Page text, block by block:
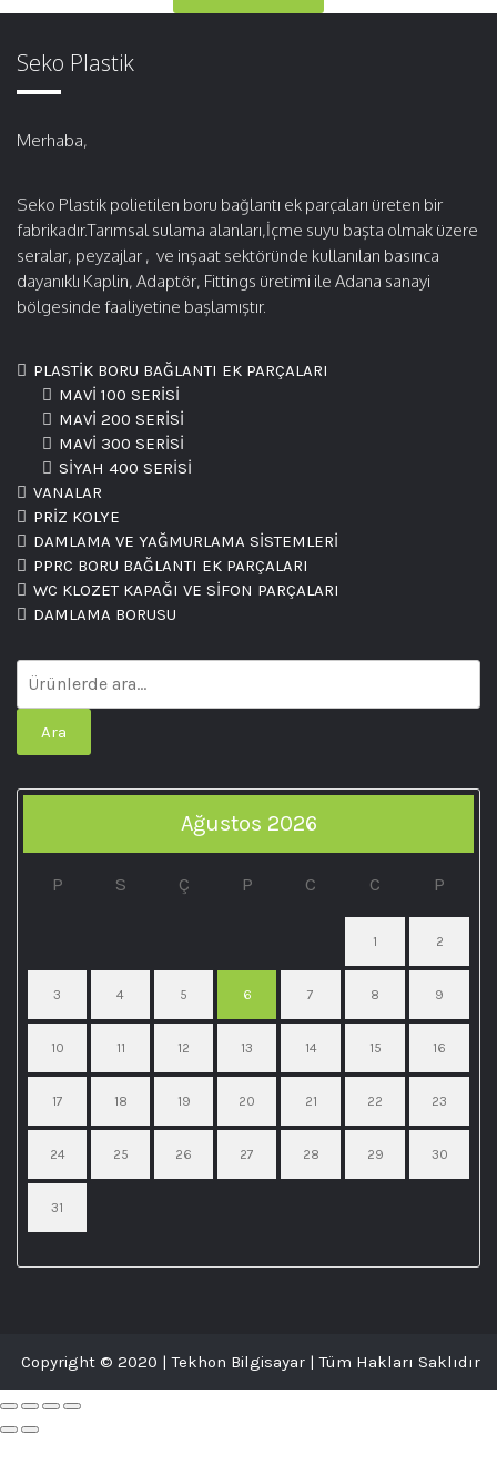
Seko Plastik
Merhaba,
Seko Plastik polietilen boru bağlantı ek parçaları üreten bir
fabrikadır.Tarımsal sulama alanları,İçme suyu başta olmak üzere
seralar, peyzajlar , ve inşaat sektöründe kullanılan basınca
dayanıklı Kaplin, Adaptör, Fittings üretimi ile Adana sanayi
bölgesinde faaliyetine başlamıştır.
PLASTİK BORU BAĞLANTI EK PARÇALARI
MAVİ 100 SERİSİ
MAVİ 200 SERİSİ
MAVİ 300 SERİSİ
SİYAH 400 SERİSİ
VANALAR
PRİZ KOLYE
DAMLAMA VE YAĞMURLAMA SİSTEMLERİ
PPRC BORU BAĞLANTI EK PARÇALARI
WC KLOZET KAPAĞI VE SİFON PARÇALARI
DAMLAMA BORUSU
Ara
Ağustos 2026
P S Ç P C C P
1 2
3 4 5 6 7 8 9
10 11 12 13 14 15 16
17 18 19 20 21 22 23
24 25 26 27 28 29 30
31
Copyright © 2020 | Tekhon Bilgisayar | Tüm Hakları Saklıdır